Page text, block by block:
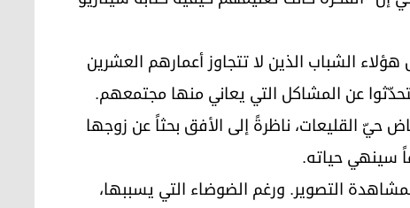
الشباب الذين لا تتجاوز أعمارهم العشرين
عن المشاكل التي يعاني منها مجتمعهم.
القليعات، ناظرةً إلى الأفق بحثاً عن زوجها
سينهي حياته.
التصوير. ورغم الضوضاء التي يسببها،